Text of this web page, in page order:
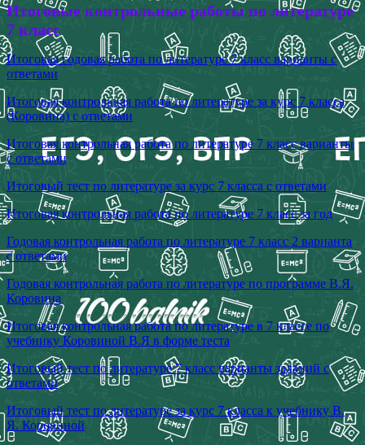
Итоговые контрольные работы по литературе
7 класс
Итоговая годовая работа по литературе 7 класс варианты с
ответами
Итоговая контрольная работа по литературе за курс 7 класса
(Коровина) с ответами
Итоговая контрольная работа по литературе 7 класс варианты
с ответами
Итоговый тест по литературе за курс 7 класса с ответами
Итоговая контрольная работа по литературе 7 класс за год
Годовая контрольная работа по литературе 7 класс 2 варианта
с ответами
Годовая контрольная работа по литературе по программе В.Я.
Коровина
Итоговая контрольная работа по литературе в 7 классе по
учебнику Коровиной В.Я в форме теста
Итоговый тест по литературе 7 класс варианты заданий с
ответами
Итоговый тест по литературе за курс 7 класса к учебнику В.
Я. Коровиной